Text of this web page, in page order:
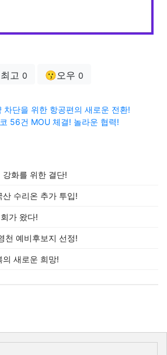
고 0 😗오우 0
차단을 위한 항공편의 새로운 전환!
56건 MOU 체결! 놀라운 협력!
화를 위한 결단!
수리온 추가 투입!
가 왔다!
천 예비후보지 선정!
의 새로운 희망!